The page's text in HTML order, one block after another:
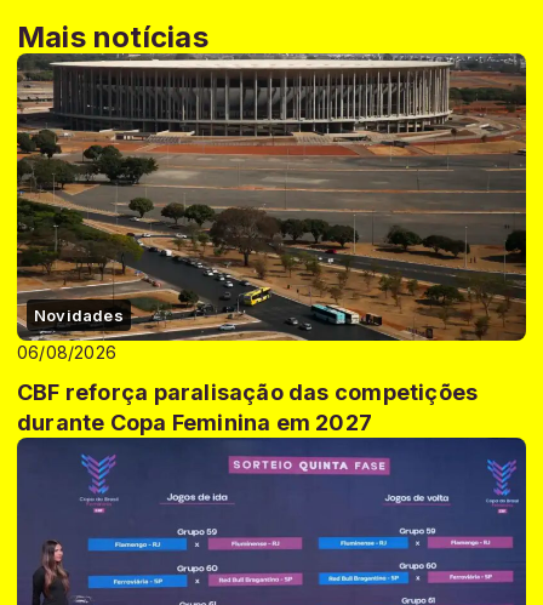
Mais notícias
Novidades
06/08/2026
CBF reforça paralisação das competições
durante Copa Feminina em 2027